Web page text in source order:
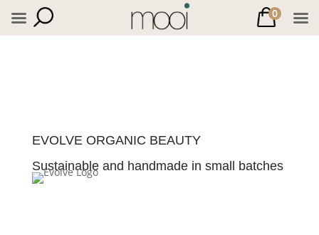
EVOLVE ORGANIC BEAUTY
Sustainable and handmade in small batches
0